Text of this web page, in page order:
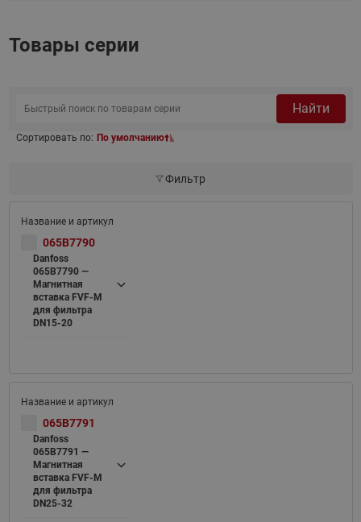
Товары серии
Найти
Сортировать по: По умолчанию
Фильтр
065B7790
Danfoss
065B7790 —
Магнитная
вставка FVF-M
для фильтра
DN15-20
065B7791
Danfoss
065B7791 —
Магнитная
вставка FVF-M
для фильтра
DN25-32